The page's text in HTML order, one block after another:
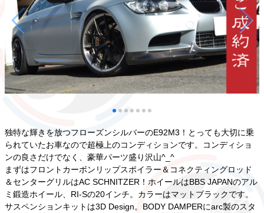
独特な輝きを放つフローズンシルバーのE92M3！とっても大切に乗
られていたお車なので超極上のコンディションです。コンディショ
ンの良さだけでなく、豪華パーツ盛り沢山^_^
まずはフロントカーボンリップスポイラー＆コネクティングロッド
＆センターグリルはAC SCHNITZER！ホイールはBBS JAPANのアル
ミ鍛造ホイール、RI-Sの20インチ。カラーはマットブラックです。
サスペンションキットは3D Design。BODY DAMPERにarc製のスタ